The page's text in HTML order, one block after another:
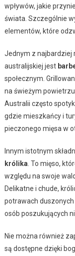
wpływów, jakie
świata. Szczególnie
elementów, które
Jednym z najbardziej
australijskiej jest
społecznym.
na świeżym
Australii często
gdzie mieszkańcy i
pieczonego mięsa w
Innym istotnym
królika . To mięso,
względu na swoje
Delikatne i chude,
potrawach
osób poszukujących
Nie można również
są dostępne dzięki